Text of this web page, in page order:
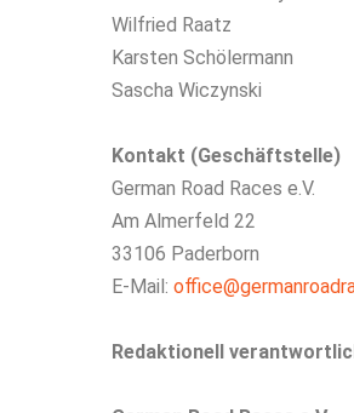
Wilfried Raatz
Karsten Schölermann
Sascha Wiczynski
Kontakt (Geschäftstelle)
German Road Races e.V.
Am Almerfeld 22
33106 Paderborn
E-Mail:
Redaktionell